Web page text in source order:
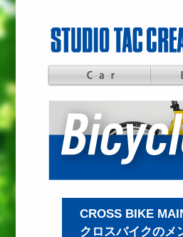
CROSS BIKE
クロスバイクのメ